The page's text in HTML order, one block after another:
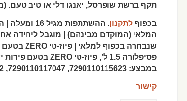
תקף ברשת שופרסל, יאנגו דלי או טיב טעם.
בכפוף לתקנון
המלאי (המוקדם מבינהם) | מוגבל ליחידה
במבצע: 7290110115623, 7290110117047, 7290110117382
קישור